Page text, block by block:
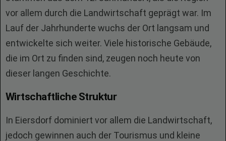
vor allem durch die Landwirtschaft geprägt war. Im
Lauf der Jahrhunderte wuchs der Ort langsam und
entwickelte sich weiter. Viele historische Gebäude,
die im Ort zu finden sind, zeugen noch heute von
dieser langen Geschichte.
Wirtschaftliche Struktur
In Eiersdorf dominiert vor allem die Landwirtschaft,
jedoch gewinnen auch der Tourismus und kleine